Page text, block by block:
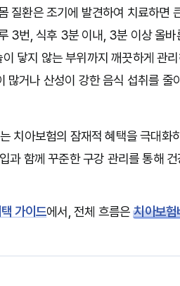
질환은 조기에 발견하여 치료하면
3번, 식후 3분 이내, 3분 이상 올바
닿지 않는 부위까지 깨끗하게 관
많거나 산성이 강한 음식 섭취를
치아보험의 잠재적 혜택을 극대
과 함께 꾸준한 구강 관리를 통해
택 가이드에서, 전체 흐름은치아보험